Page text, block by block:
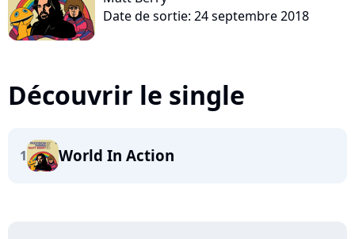
Date de sortie: 24 septembre 2018
Découvrir le single
1 World In Action